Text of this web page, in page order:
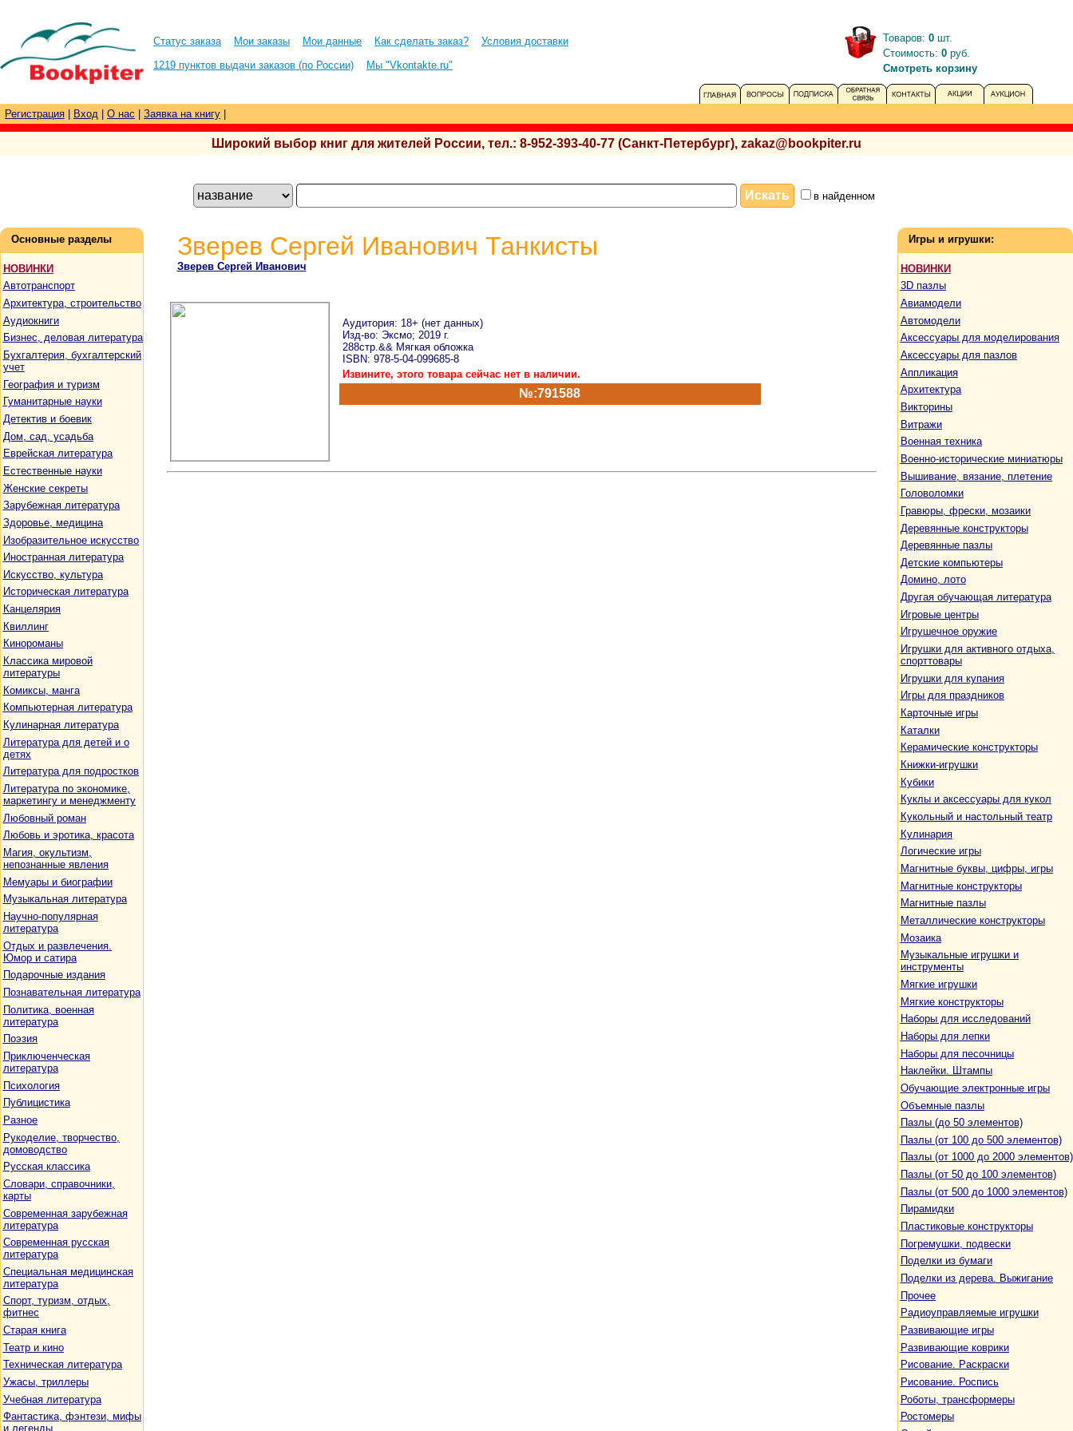
Статус заказа Мои заказы Мои данные Как сделать заказ?
Условия доставки
1219 пунктов выдачи заказов (по России)
Мы "Vkontakte.ru"
Товаров: 0 шт.
Стоимость: 0 руб.
Смотреть корзину
Регистрация Вход О нас Заявка на книгу
Широкий выбор книг для жителей России, тел.: 8-952-393-40-77 (Санкт-Петербург), zakaz@bookpiter.ru
в найденном
Основные разделы
НОВИНКИ
Автотранспорт
Архитектура, строительство
Аудиокниги
Бизнес, деловая литература
Бухгалтерия, бухгалтерский
учет
География и туризм
Гуманитарные науки
Детектив и боевик
Дом, сад, усадьба
Еврейская литература
Естественные науки
Женские секреты
Зарубежная литература
Здоровье, медицина
Изобразительное искусство
Иностранная литература
Искусство, культура
Историческая литература
Канцелярия
Квиллинг
Кинороманы
Классика мировой
литературы
Комиксы, манга
Компьютерная литература
Кулинарная литература
Литература для детей и о
детях
Литература для подростков
Литература по экономике,
маркетингу и менеджменту
Любовный роман
Любовь и эротика, красота
Магия, окультизм,
непознанные явления
Мемуары и биографии
Музыкальная литература
Научно-популярная
литература
Отдых и развлечения.
Юмор и сатира
Подарочные издания
Познавательная литература
Политика, военная
литература
Поэзия
Приключенческая
литература
Психология
Публицистика
Разное
Рукоделие, творчество,
домоводство
Русская классика
Словари, справочники,
карты
Современная зарубежная
литература
Современная русская
литература
Специальная медицинская
литература
Спорт, туризм, отдых,
фитнес
Старая книга
Театр и кино
Техническая литература
Ужасы, триллеры
Учебная литература
Фантастика, фэнтези, мифы
и легенды
Зверев Сергей Иванович Танкисты
Зверев Сергей Иванович
Аудитория: 18+ (нет данных)
Изд-во: Эксмо; 2019 г.
288стр.&& Мягкая обложка
ISBN: 978-5-04-099685-8
Извините, этого товара сейчас нет в наличии.
№:791588
Игры и игрушки:
НОВИНКИ
3D пазлы
Авиамодели
Автомодели
Аксессуары для моделирования
Аксессуары для пазлов
Аппликация
Архитектура
Викторины
Витражи
Военная техника
Военно-исторические миниатюры
Вышивание, вязание, плетение
Головоломки
Гравюры, фрески, мозаики
Деревянные конструкторы
Деревянные пазлы
Детские компьютеры
Домино, лото
Другая обучающая литература
Игровые центры
Игрушечное оружие
Игрушки для активного отдыха,
спорттовары
Игрушки для купания
Игры для праздников
Карточные игры
Каталки
Керамические конструкторы
Книжки-игрушки
Кубики
Куклы и аксессуары для кукол
Кукольный и настольный театр
Кулинария
Логические игры
Магнитные буквы, цифры, игры
Магнитные конструкторы
Магнитные пазлы
Металлические конструкторы
Мозаика
Музыкальные игрушки и
инструменты
Мягкие игрушки
Мягкие конструкторы
Наборы для исследований
Наборы для лепки
Наборы для песочницы
Наклейки. Штампы
Обучающие электронные игры
Объемные пазлы
Пазлы (до 50 элементов)
Пазлы (от 100 до 500 элементов)
Пазлы (от 1000 до 2000 элементов)
Пазлы (от 50 до 100 элементов)
Пазлы (от 500 до 1000 элементов)
Пирамидки
Пластиковые конструкторы
Погремушки, подвески
Поделки из бумаги
Поделки из дерева. Выжигание
Прочее
Радиоуправляемые игрушки
Развивающие игры
Развивающие коврики
Рисование. Раскраски
Рисование. Роспись
Роботы, трансформеры
Ростомеры